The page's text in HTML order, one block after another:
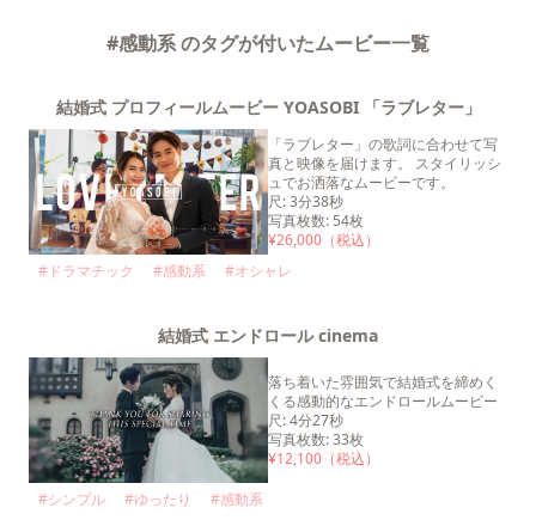
#感動系 のタグが付いたムービー一覧
結婚式 プロフィールムービー YOASOBI 「ラブレター」
「ラブレター」の歌詞に合わせて写
真と映像を届けます。 スタイリッシ
ュでお洒落なムービーです。
尺:3分38秒
写真枚数: 54枚
¥26,000 （税込）
# ドラマチック #感動系 #オシャレ
結婚式 エンドロール cinema
落ち着いた雰囲気で結婚式を締めく
くる感動的なエンドロールムービー
尺:4分27秒
写真枚数:33枚
¥12,100 （税込）
#シンプル #ゆったり #感動系